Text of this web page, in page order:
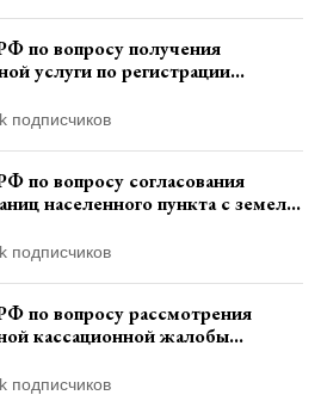
по вопросу получения
услуги по регистрации
средства через представителя
подписчиков
по вопросу согласования
населенного пункта с земель
подписчиков
по вопросу рассмотрения
кассационной жалобы
инстанции
подписчиков